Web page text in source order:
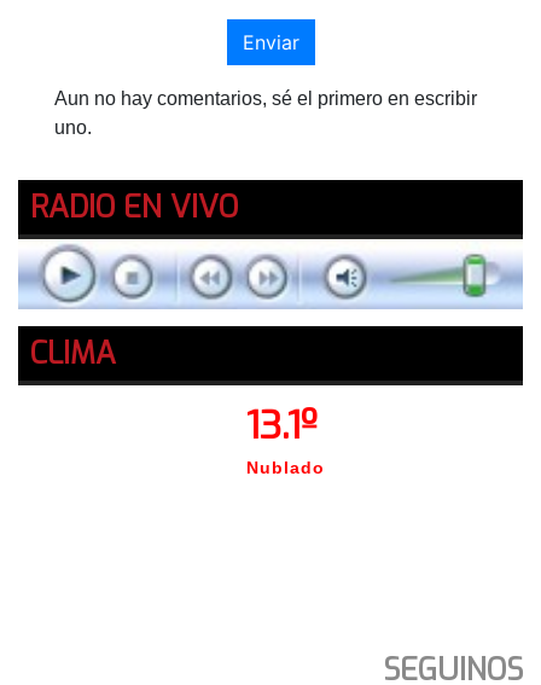
Enviar
Aun no hay comentarios, sé el primero en escribir
uno.
RADIO EN VIVO
CLIMA
13.1º
Nublado
SEGUINOS